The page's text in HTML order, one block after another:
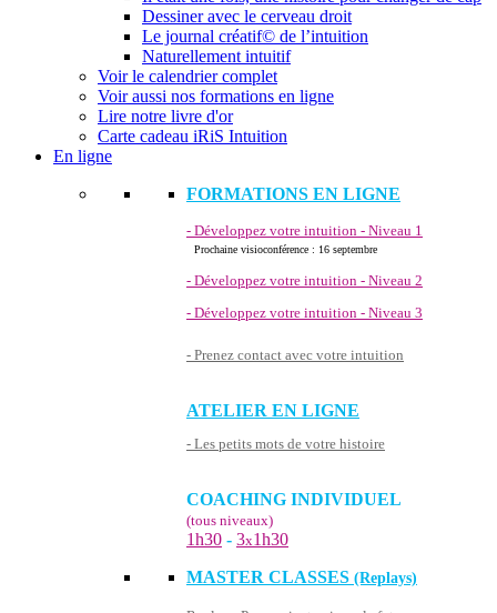
Dessiner avec le cerveau droit
Le journal créatif© de l’intuition
Naturellement intuitif
Voir le calendrier complet
Voir aussi nos formations en ligne
Lire notre livre d'or
Carte cadeau iRiS Intuition
En ligne
FORMATIONS EN LIGNE
- Développez votre intuition - Niveau 1
Prochaine visioconférence : 16 septembre
- Développez votre intuition - Niveau 2
- Développez votre intuition - Niveau 3
- Prenez contact avec votre intuition
ATELIER EN LIGNE
- Les petits mots de votre histoire
COACHING INDIVIDUEL
(tous niveaux)
1h30 - 3x1h30
MASTER CLASSES (Replays)